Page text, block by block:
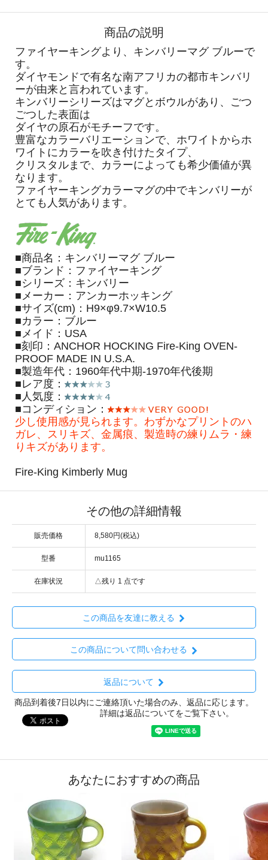
商品の説明
ファイヤーキングより、キンバリーマグ ブルーで
す。
ダイヤモンドで有名な南アフリカの都市キンバリ
ーが由来と言われています。
キンバリーシリーズはマグとボウルがあり、ごつ
ごつした表面は
ダイヤの原石がモチーフです。
豊富なカラーバリエーションで、ホワイトからホ
ワイトにカラーを吹き付けたタイプ、
クリスタルまで、カラーによっても希少価値が異
なります。
ファイヤーキングカラーマグの中でキンバリーが
とても人気があります。
■商品名：キンバリーマグ ブルー
■ブランド：ファイヤーキング
■シリーズ：キンバリー
■メーカー：アンカーホッキング
■サイズ(cm)：H9×φ9.7×W10.5
■カラー：ブルー
■メイド：USA
■刻印：ANCHOR HOCKING Fire-King OVEN-
PROOF MADE IN U.S.A.
■製造年代：1960年代中期-1970年代後期
■レア度：
■人気度：
■コンディション：
少し使用感が見られます。わずかなプリントのハ
ガレ、スリキズ、金属痕、製造時の練りムラ・練
りキズがあります。
Fire-King Kimberly Mug
その他の詳細情報
販売価格 8,580円(税込)
型番 mu1165
在庫状況 △残り 1 点です
この商品を友達に教える
この商品について問い合わせる
返品について
商品到着後7日以内にご連絡頂いた場合のみ、返品に応じます。
詳細は返品についてをご覧下さい。
あなたにおすすめの商品